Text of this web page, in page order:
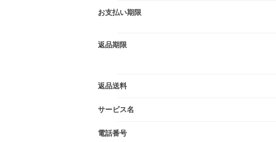
お支払い期限
返品期限
返品送料
サービス名
電話番号